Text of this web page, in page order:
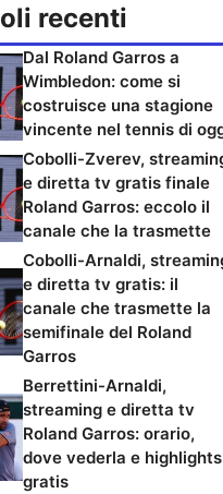
recenti
Dal Roland Garros a
Wimbledon: come si
costruisce una stagione
vincente nel tennis di
Cobolli-Zverev,
e diretta tv gratis finale
Roland Garros: eccolo il
canale che la trasmette
Cobolli-Arnaldi,
e diretta tv gratis: il
canale che trasmette la
semifinale del Roland
Garros
Berrettini-Arnaldi,
streaming e diretta tv
Roland Garros: orario,
dove vederla e highlights
gratis